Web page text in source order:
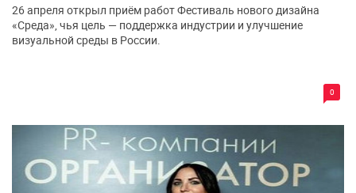
0
26 апреля открыл приём работ Фестиваль нового дизайна
«Среда», чья цель — поддержка индустрии и улучшение
визуальной среды в России.